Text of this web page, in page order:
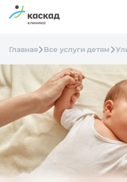
Главная Все услуги детям